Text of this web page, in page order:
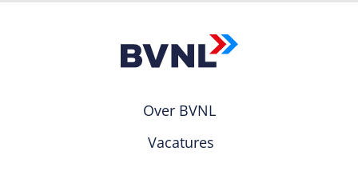
Over BVNL
Vacatures